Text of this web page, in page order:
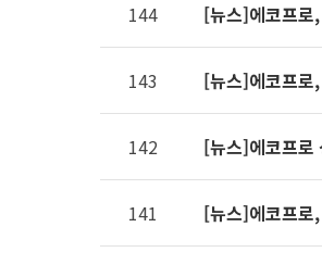
144 [뉴스]에코프로
143 [뉴스]에코프로
142 [뉴스]에코프로
141 [뉴스]에코프로